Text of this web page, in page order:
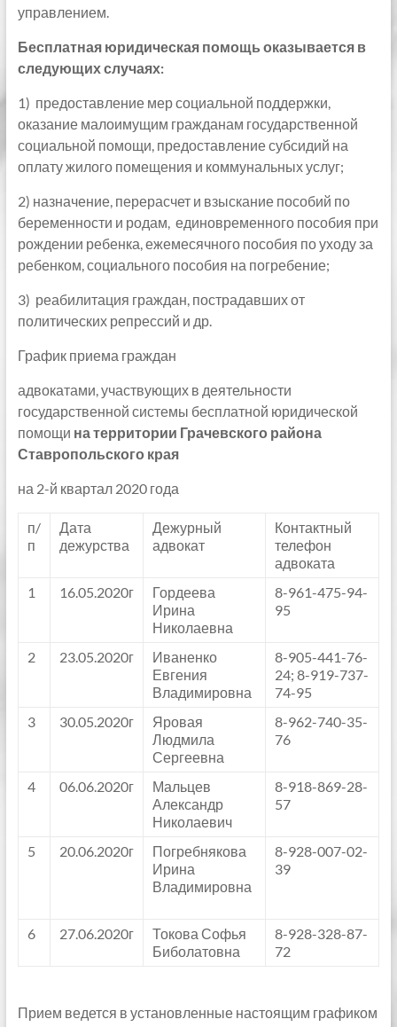
управлением.
Бесплатная юридическая помощь оказывается в
следующих случаях:
1) предоставление мер социальной поддержки,
оказание малоимущим гражданам государственной
социальной помощи, предоставление субсидий на
оплату жилого помещения и коммунальных услуг;
2) назначение, перерасчет и взыскание пособий по
беременности и родам, единовременного пособия при
рождении ребенка, ежемесячного пособия по уходу за
ребенком, социального пособия на погребение;
3) реабилитация граждан, пострадавших от
политических репрессий и др.
График приема граждан
адвокатами, участвующих в деятельности
государственной системы бесплатной юридической
помощи на территории Грачевского района
Ставропольского края
на 2-й квартал 2020 года
п/
п
Дата
дежурства
Дежурный
адвокат
Контактный
телефон
адвоката
1
16.05.2020г
Гордеева
Ирина
Николаевна
8-961-475-94-
95
2 23.05.2020г
Иваненко
Евгения
Владимировна
8-905-441-76-
24; 8-919-737-
74-95
3
30.05.2020г
Яровая
Людмила
Сергеевна
8-962-740-35-
76
4 06.06.2020г
Мальцев
Александр
Николаевич
8-918-869-28-
57
5 20.06.2020г
Погребнякова
Ирина
Владимировна
8-928-007-02-
39
6 27.06.2020г
Токова Софья
Биболатовна
8-928-328-87-
72
Прием ведется в установленные настоящим графиком